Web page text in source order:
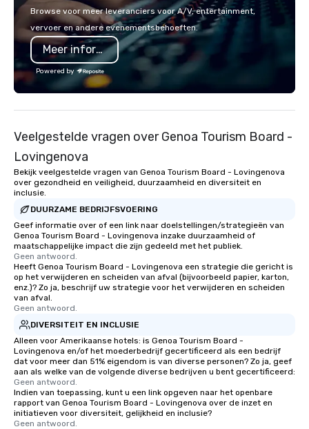
with La Costa Limousine.
Browse voor meer leveranciers voor A/V, entertainment,
vervoer en andere evenementsbehoeften.
Meer informatie
Powered by
Veelgestelde vragen over Genoa Tourism Board -
Lovingenova
Bekijk veelgestelde vragen van Genoa Tourism Board - Lovingenova
over gezondheid en veiligheid, duurzaamheid en diversiteit en
inclusie.
DUURZAME BEDRIJFSVOERING
Geef informatie over of een link naar doelstellingen/strategieën van
Genoa Tourism Board - Lovingenova inzake duurzaamheid of
maatschappelijke impact die zijn gedeeld met het publiek.
Geen antwoord.
Heeft Genoa Tourism Board - Lovingenova een strategie die gericht is
op het verwijderen en scheiden van afval (bijvoorbeeld papier, karton,
enz.)? Zo ja, beschrijf uw strategie voor het verwijderen en scheiden
van afval.
Geen antwoord.
DIVERSITEIT EN INCLUSIE
Alleen voor Amerikaanse hotels: is Genoa Tourism Board -
Lovingenova en/of het moederbedrijf gecertificeerd als een bedrijf
dat voor meer dan 51% eigendom is van diverse personen? Zo ja, geef
aan als welke van de volgende diverse bedrijven u bent gecertificeerd:
Geen antwoord.
Indien van toepassing, kunt u een link opgeven naar het openbare
rapport van Genoa Tourism Board - Lovingenova over de inzet en
initiatieven voor diversiteit, gelijkheid en inclusie?
Geen antwoord.